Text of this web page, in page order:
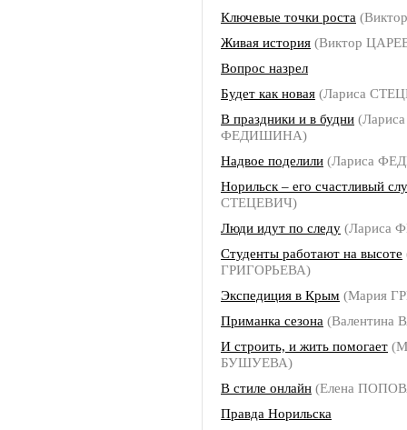
Ключевые точки роста
Живая история (Виктор
Вопрос назрел
Будет как новая (Лариса
В праздники и в будни (Лариса
ФЕДИШИНА)
Надвое поделили (Лариса
Норильск – его счастливый
СТЕЦЕВИЧ)
Люди идут по следу (Лариса
Студенты работают на высоте
ГРИГОРЬЕВА)
Экспедиция в Крым (Мария
Приманка сезона (Валентина
И строить, и жить помогает
БУШУЕВА)
В стиле онлайн (Елена
Правда Норильска